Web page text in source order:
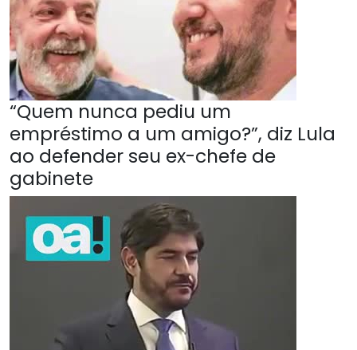
“Quem nunca pediu um
empréstimo a um amigo?”, diz Lula
ao defender seu ex-chefe de
gabinete